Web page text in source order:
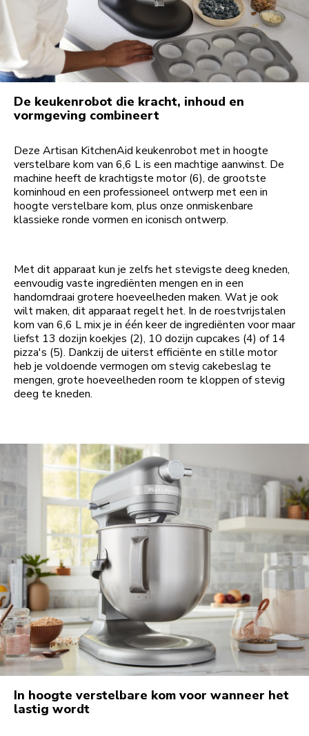
De keukenrobot die kracht, inhoud en
vormgeving combineert
Deze Artisan KitchenAid keukenrobot met in hoogte
verstelbare kom van 6,6 L is een machtige aanwinst. De
machine heeft de krachtigste motor (6), de grootste
kominhoud en een professioneel ontwerp met een in
hoogte verstelbare kom, plus onze onmiskenbare
klassieke ronde vormen en iconisch ontwerp.
Met dit apparaat kun je zelfs het stevigste deeg kneden,
eenvoudig vaste ingrediënten mengen en in een
handomdraai grotere hoeveelheden maken. Wat je ook
wilt maken, dit apparaat regelt het. In de roestvrijstalen
kom van 6,6 L mix je in één keer de ingrediënten voor maar
liefst 13 dozijn koekjes (2), 10 dozijn cupcakes (4) of 14
pizza's (5). Dankzij de uiterst efficiënte en stille motor
heb je voldoende vermogen om stevig cakebeslag te
mengen, grote hoeveelheden room te kloppen of stevig
deeg te kneden.
In hoogte verstelbare kom voor wanneer het
lastig wordt